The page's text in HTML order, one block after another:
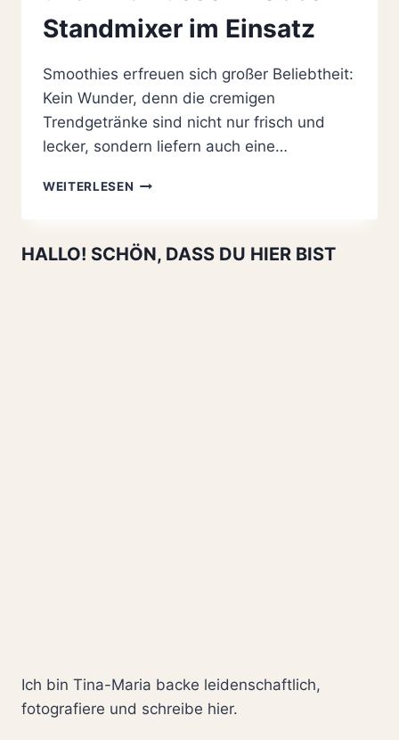
Standmixer im Einsatz
Smoothies erfreuen sich großer Beliebtheit:
Kein Wunder, denn die cremigen
Trendgetränke sind nicht nur frisch und
lecker, sondern liefern auch eine…
WEITERLESEN WIR
IHR?
HALLO! SCHÖN, DASS DU HIER BIST
Ich bin Tina-Maria backe leidenschaftlich,
fotografiere und schreibe hier.